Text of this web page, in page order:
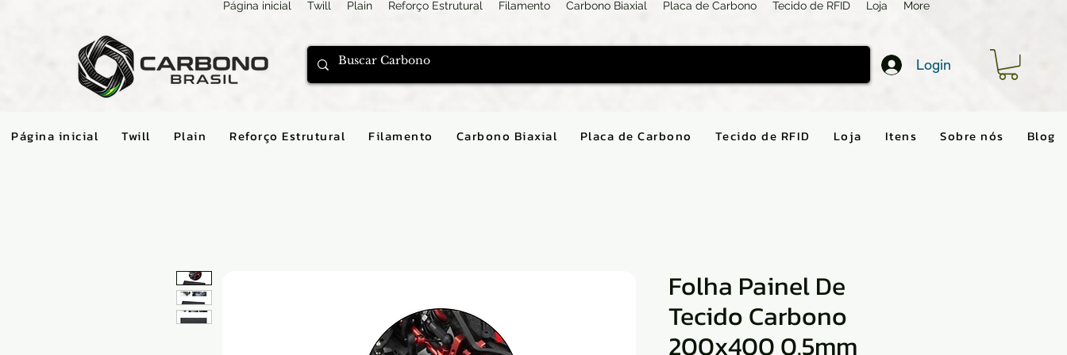
Login
Página inicial Twill Plain Reforço Estrutural Filamento Carbono Biaxial Placa de Carbono Tecido de RFID Loja Itens Sobre nós Blog
Folha Painel De
Tecido Carbono
200x400 0.5mm
Página inicial Twill Plain Reforço Estrutural Filamento Carbono Biaxial Placa de Carbono Tecido de RFID Loja More